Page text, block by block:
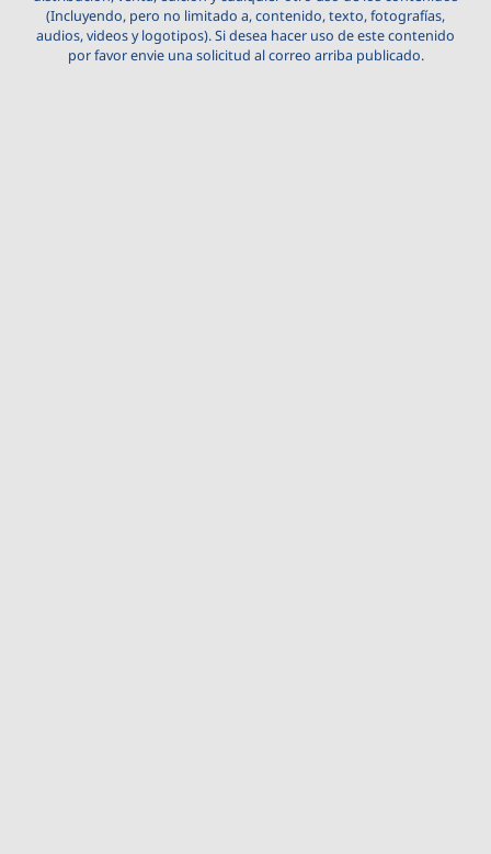
(Incluyendo, pero no limitado a, contenido, texto, fotografías,
audios, videos y logotipos). Si desea hacer uso de este contenido
por favor envie una solicitud al correo arriba publicado.